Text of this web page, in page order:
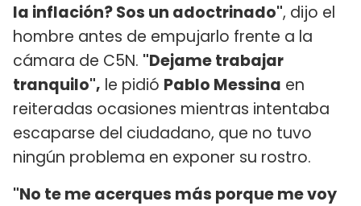
la inflación? Sos un adoctrinado", dijo el
hombre antes de empujarlo frente a la
cámara de C5N. "Dejame trabajar
tranquilo", le pidió Pablo Messina en
reiteradas ocasiones mientras intentaba
escaparse del ciudadano, que no tuvo
ningún problema en exponer su rostro.
"No te me acerques más porque me voy